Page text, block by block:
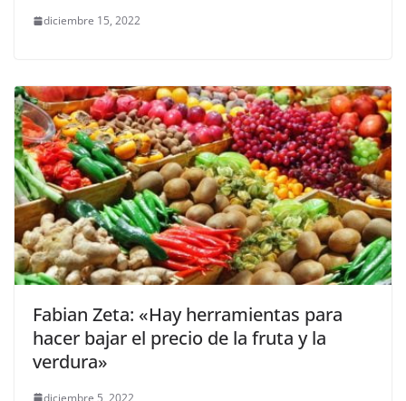
diciembre 15, 2022
Fabian Zeta: «Hay herramientas para
hacer bajar el precio de la fruta y la
verdura»
diciembre 5, 2022